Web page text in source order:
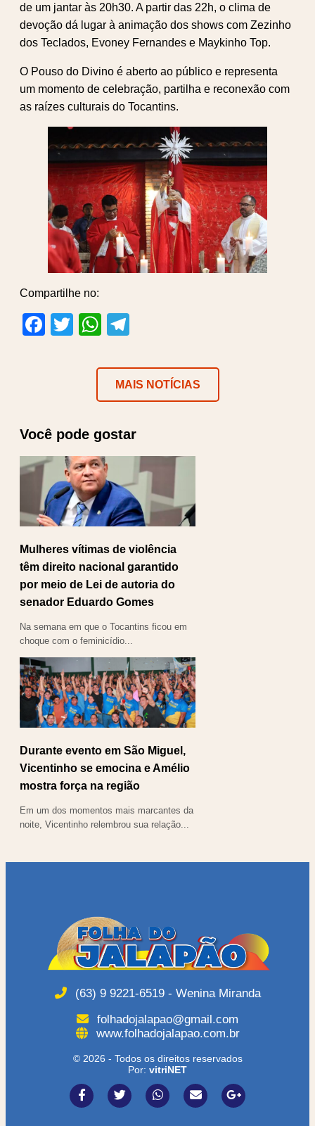
de um jantar às 20h30. A partir das 22h, o clima de
devoção dá lugar à animação dos shows com Zezinho
dos Teclados, Evoney Fernandes e Maykinho Top.
O Pouso do Divino é aberto ao público e representa
um momento de celebração, partilha e reconexão com
as raízes culturais do Tocantins.
Compartilhe no:
Facebook
TwitterWhatsApp
MAIS NOTÍCIAS
Você pode gostar
Mulheres vítimas de violência
têm direito nacional garantido
por meio de Lei de autoria do
senador Eduardo Gomes
Na semana em que o Tocantins ficou em
choque com o feminicídio...
Durante evento em São Miguel,
Vicentinho se emocina e Amélio
mostra força na região
Em um dos momentos mais marcantes da
noite, Vicentinho relembrou sua relação...
(63) 9 9221-6519 - Wenina Miranda
folhadojalapao@gmail.com
www.folhadojalapao.com.br
© 2026 - Todos os direitos reservados
Por: vitriNET